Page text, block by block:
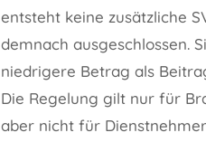
entsteht keine zusätzliche
demnach ausgeschlossen.
niedrigere Betrag als
Die Regelung gilt nur für
aber nicht für